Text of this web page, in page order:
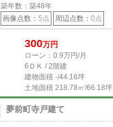
築年数：築48年
画像点数： 5点 周辺点数： 0点
300万円
ローン：0.9万円/月
6ＤＫ / 2階建
建物面積 -/44.16坪
土地面積 218.78㎡/66.18坪
夢前町寺戸建て